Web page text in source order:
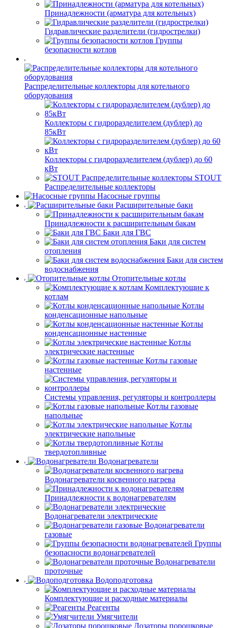
Принадлежности (арматура для котельных)
Гидравлические разделители (гидрострелки)
Группы
безопасности котлов
Распределительные коллекторы для котельного
оборудования
Коллекторы с гидроразделителем (дублер) до
85кВт
Коллекторы с гидроразделителем (дублер) до 60
кВт
STOUT
Распределительные коллекторы
Насосные группы
Расширительные баки
Принадлежности к расширительным бакам
Баки для ГВС
Баки для систем
отопления
Баки для систем
водоснабжения
Отопительные котлы
Комплектующие к
котлам
Котлы
конденсационные напольные
Котлы
конденсационные настенные
Котлы
электрические настенные
Котлы газовые
настенные
Системы управления, регуляторы и контроллеры
Котлы газовые
напольные
Котлы
электрические напольные
Котлы
твердотопливные
Водонагреватели
Водонагреватели косвенного нагрева
Принадлежности к водонагревателям
Водонагреватели электрические
Водонагреватели
газовые
Группы
безопасности водонагревателей
Водонагреватели
проточные
Водоподготовка
Комплектующие и расходные материалы
Реагенты
Умягчители
Дозаторы порошковые